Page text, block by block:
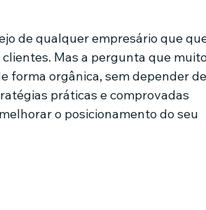
de qualquer empresário que
Mas a pergunta que
forma orgânica, sem depender de
práticas e comprovadas
o posicionamento do seu